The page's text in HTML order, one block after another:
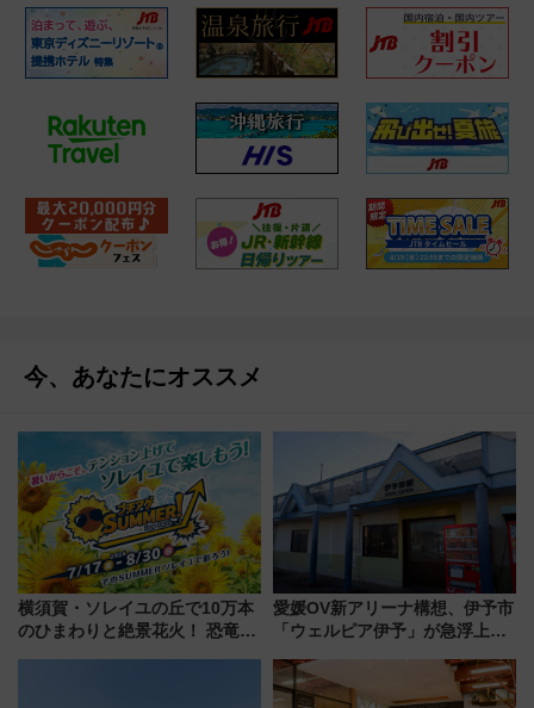
今、あなたにオススメ
横須賀・ソレイユの丘で10万本
のひまわりと絶景花火！ 恐竜や
愛媛OV新アリーナ構想、伊予市
「ウェルピア伊予」が急浮上！
で探る鉄道アクセスの未来